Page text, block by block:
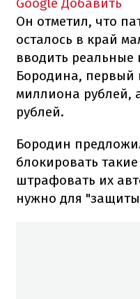
Он отметил, что
осталось в край
вводить
Бородина,
миллиона рублей,
рублей.
Бородин
блокировать
штрафовать их
нужно для